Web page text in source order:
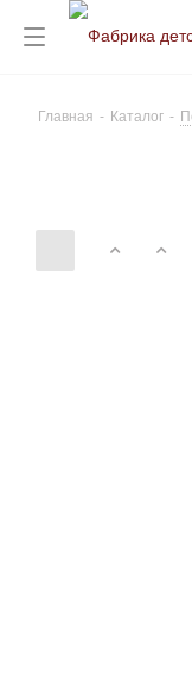
Главная - Каталог -